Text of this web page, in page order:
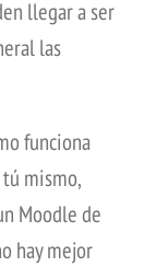
llegar a ser
las
funciona
mismo,
Moodle de
hay mejor